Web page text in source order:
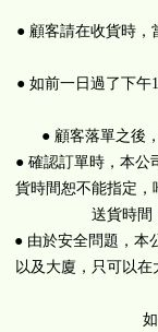
● 顧客請在收貨時，
● 如前一日過了下午
● 顧客落單之後
● 確認訂單時，本公
貨時間恕不能指定，
送貨時間
● 由於安全問題，本
以及大廈，只可以在